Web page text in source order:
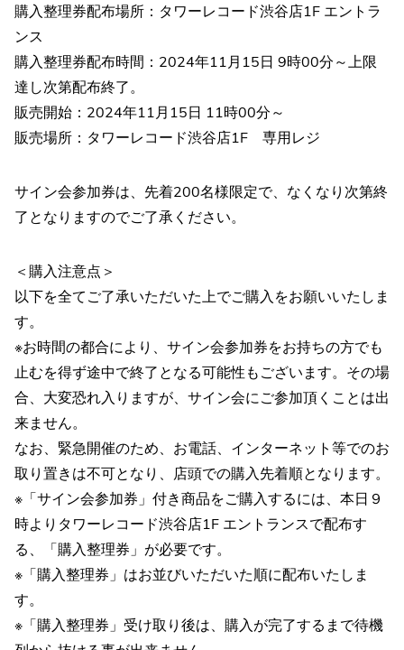
購入整理券配布場所：タワーレコード渋谷店1F エントラ
ンス
購入整理券配布時間：2024年11月15日 9時00分～上限
達し次第配布終了。
販売開始：2024年11月15日 11時00分～
販売場所：タワーレコード渋谷店1F 専用レジ
サイン会参加券は、先着200名様限定で、なくなり次第終
了となりますのでご了承ください。
＜購入注意点＞
以下を全てご了承いただいた上でご購入をお願いいたしま
す。
※お時間の都合により、サイン会参加券をお持ちの方でも
止むを得ず途中で終了となる可能性もございます。その場
合、大変恐れ入りますが、サイン会にご参加頂くことは出
来ません。
なお、緊急開催のため、お電話、インターネット等でのお
取り置きは不可となり、店頭での購入先着順となります。
※「サイン会参加券」付き商品をご購入するには、本日９
時よりタワーレコード渋谷店1F エントランスで配布す
る、「購入整理券」が必要です。
※「購入整理券」はお並びいただいた順に配布いたしま
す。
※「購入整理券」受け取り後は、購入が完了するまで待機